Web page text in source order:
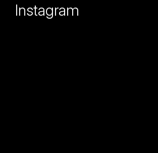
Instagram